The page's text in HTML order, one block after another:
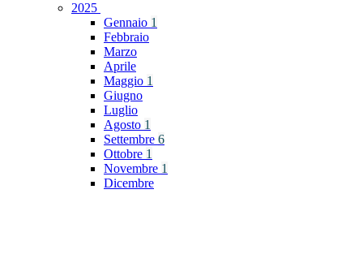
2025
Gennaio 1
Febbraio
Marzo
Aprile
Maggio 1
Giugno
Luglio
Agosto 1
Settembre 6
Ottobre 1
Novembre 1
Dicembre